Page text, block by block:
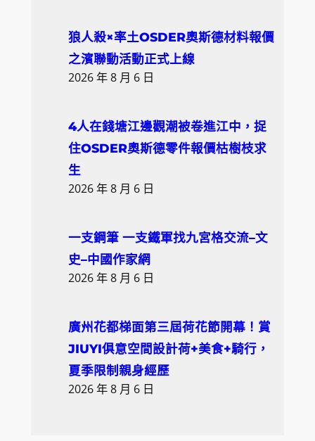
狼人殺×率土OSDER奧斯德材料報價
之濱聯動活動正式上線
2026 年 8 月 6 日
4人在錢塘江邊觀潮被卷進江中，捉
住OSDER奧斯德零件報價枯樹枝求
生
2026 年 8 月 6 日
一支鋼筆 一支鐵軍找九宮格交流–文
史–中國作家網
2026 年 8 月 6 日
廣州花都梯面第三屆荷花節開幕！賞
JIUYI俱意空間設計荷+美食+騎行，
夏季限制親身經歷
2026 年 8 月 6 日